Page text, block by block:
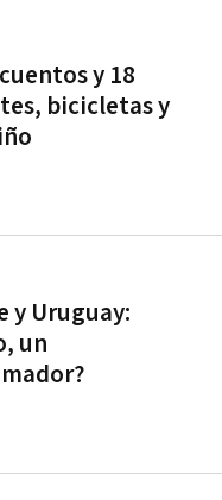
y 18
bicicletas y
y Uruguay:
un